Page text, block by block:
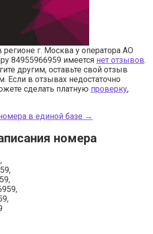
регионе г. Москва у оператора АО
84955966959 имеется нет отзывов.
другим, оставьте свой отзыв
Если в отзывах недостаточно
сделать платную проверку,
в единой базе →
номера